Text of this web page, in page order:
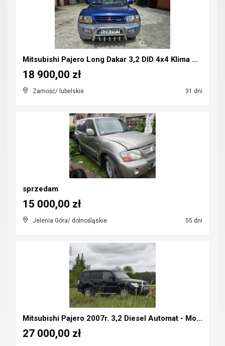
Mitsubishi Pajero Long Dakar 3,2 DID 4x4 Klima CB-...
Zamość/ lubelskie 31 dni
18 900,00 zł
sprzedam
Jelenia Góra/ dolnośląskie 55 dni
15 000,00 zł
Mitsubishi Pajero 2007r. 3,2 Diesel Automat - Możl...
27 000,00 zł